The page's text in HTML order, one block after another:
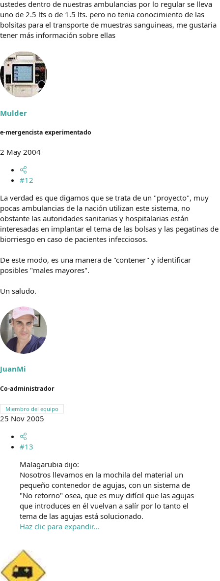
ustedes dentro de nuestras ambulancias por lo regular se lleva
uno de 2.5 lts o de 1.5 lts. pero no tenia conocimiento de las
bolsitas para el transporte de muestras sanguineas, me gustaria
tener más información sobre ellas
Mulder
e-mergencista experimentado
2 May 2004
#12
La verdad es que digamos que se trata de un "proyecto", muy
pocas ambulancias de la nación utilizan este sistema, no
obstante las autoridades sanitarias y hospitalarias están
interesadas en implantar el tema de las bolsas y las pegatinas de
biorriesgo en caso de pacientes infecciosos.
De este modo, es una manera de "contener" y identificar
posibles "males mayores".
Un saludo.
JuanMi
Co-administrador
Miembro del equipo
25 Nov 2005
#13
Malagarubia dijo:
Nosotros llevamos en la mochila del material un
pequeño contenedor de agujas, con un sistema de
"No retorno" osea, que es muy difícil que las agujas
que introduces en él vuelvan a salír por lo tanto el
tema de las agujas está solucionado.
Haz clic para expandir...